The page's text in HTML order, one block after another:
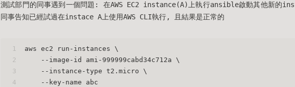
測試部門的同事遇到一個問題: 在AWS EC2 instance(A)上執行ansible啟動其他新的
同事告知已經試過在instace A上使用AWS CLI執行, 且結果是正常的
1
2
3
4
aws ec2 run-instances \
    --image-id ami-999999cabd34c712a \
    --instance-type t2.micro \
    --key-name abc